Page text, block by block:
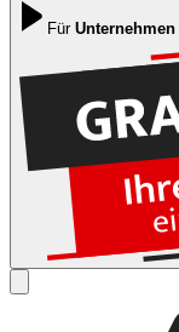
Für Unternehmen